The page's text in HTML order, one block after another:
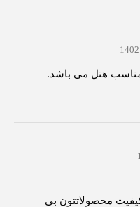
مناسب هتل می باشد.
محصولاتتون بی